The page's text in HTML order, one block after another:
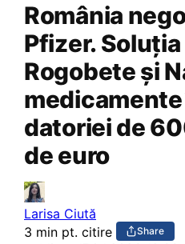
România
Pfizer.
Rogobete și
datoriei de
de euro
Larisa Ciută
3 min pt. citire
Share